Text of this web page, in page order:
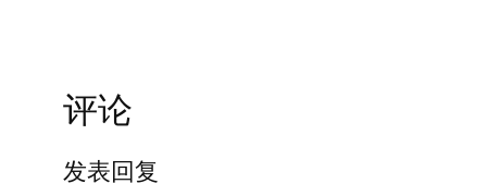
评论
发表回复